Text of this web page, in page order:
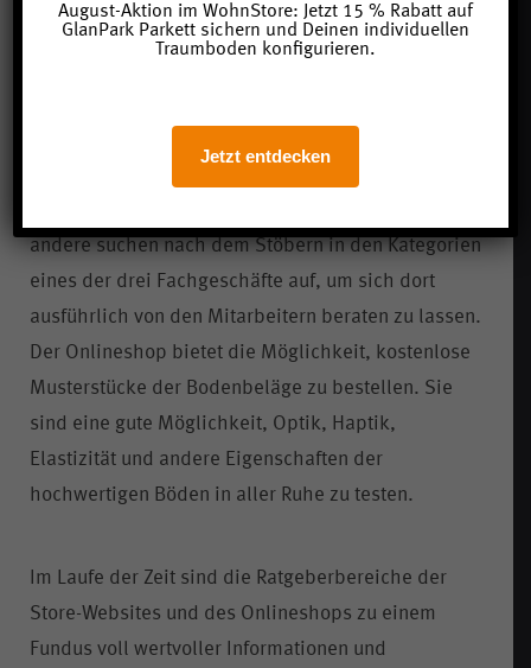
anderen Marken bestens beraten.
andere suchen nach dem Stöbern in den Kategorien
eines der drei Fachgeschäfte auf, um sich dort
ausführlich von den Mitarbeitern beraten zu lassen.
Der Onlineshop bietet die Möglichkeit, kostenlose
Musterstücke der Bodenbeläge zu bestellen. Sie
sind eine gute Möglichkeit, Optik, Haptik,
Elastizität und andere Eigenschaften der
hochwertigen Böden in aller Ruhe zu testen.
Im Laufe der Zeit sind die Ratgeberbereiche der
Store-Websites und des Onlineshops zu einem
Fundus voll wertvoller Informationen und
August-Aktion im WohnStore: Jetzt 15 % Rabatt auf
GlanPark Parkett sichern und Deinen individuellen
Traumboden konfigurieren.
Jetzt entdecken